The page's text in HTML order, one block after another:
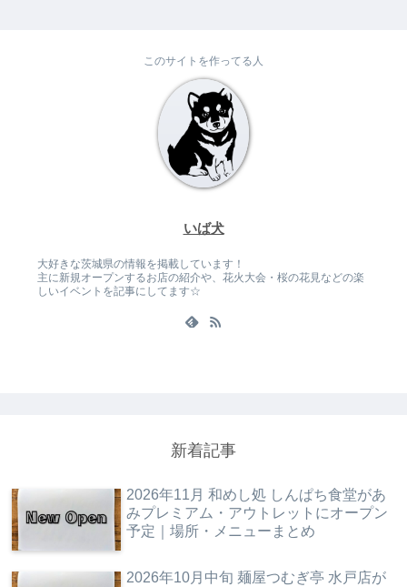
このサイトを作ってる人
いば犬
大好きな茨城県の情報を掲載しています！
主に新規オープンするお店の紹介や、花火大会・桜の花見などの楽
しいイベントを記事にしてます☆
新着記事
2026年11月 和めし処 しんぱち食堂があ
みプレミアム・アウトレットにオープン
予定｜場所・メニューまとめ
2026年10月中旬 麺屋つむぎ亭 水戸店が